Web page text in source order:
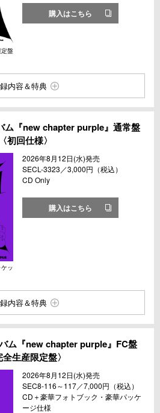
盤
購入はこちら
内容＆特典
ム『new chapter purple』通常盤
〈初回仕様〉
ッ
2026年8月12日(水)発売
SECL-3323／3,000円（税込）
CD Only
購入はこちら
内容＆特典
ム『new chapter purple』FC盤
全生産限定盤〉
2026年8月12日(水)発売
SEC8-116～117／7,000円（税込）
CD＋豪華フォトブック・豪華パッケ
ージ仕様